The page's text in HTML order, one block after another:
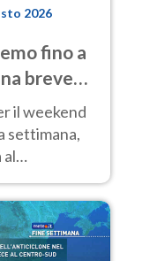
2026
fino a
breve
il weekend
settimana,
al